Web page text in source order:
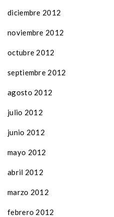
diciembre 2012
noviembre 2012
octubre 2012
septiembre 2012
agosto 2012
julio 2012
junio 2012
mayo 2012
abril 2012
marzo 2012
febrero 2012